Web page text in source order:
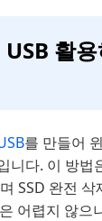
활
를 만들어
니다. 이 방법
SSD 완전
어렵지 않으